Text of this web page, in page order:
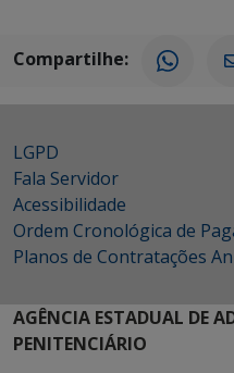
Compartilhe:
LGPD
Fala Servidor
Acessibilidade
Ordem Cronológica de
Planos de Contratações
AGÊNCIA ESTADUAL DE
PENITENCIÁRIO